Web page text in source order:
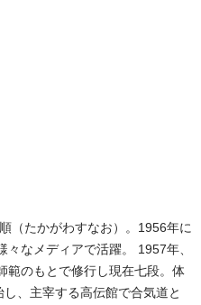
（たかがわすなお）。1956年に
なメディアで活躍。 1957年、
範のもとで修行し現在七段。体
、主宰する高伝館で合気道と